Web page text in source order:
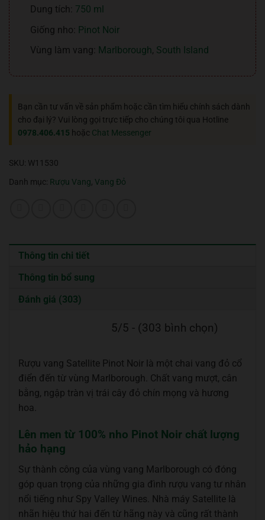
Dung tích: 750 ml
Giống nho: Pinot Noir
Vùng làm vang:
Marlborough, South Island
Bạn cần tư vấn về sản phẩm hoặc cần tìm hiểu chính sách dành
cho đại lý? Vui lòng gọi trực tiếp cho chúng tôi qua Hotline
0978.406.415 hoặc Chat Messenger
SKU: W11530
Danh mục: Rượu Vang, Vang Đỏ
Thông tin chi tiết
Thông tin bổ sung
Đánh giá (303)
5/5 - (303 bình chọn)
Rượu vang Satellite Pinot Noir là một chai vang đỏ cổ
điển đến từ vùng Marlborough. Chất vang mượt, cân
bằng, ngập tràn vị trái cây đỏ chín mọng và hương
hoa.
Lên men từ 100% nho Pinot Noir chất lượng
hảo hạng
Sự thành công của vùng vang Marlborough có đóng
góp quan trọng của những gia đình rượu vang tư nhân
nổi tiếng như Spy Valley Wines. Nhà máy Satellite là
nhãn hiệu thứ hai đến từ hãng này và cũng rất thành